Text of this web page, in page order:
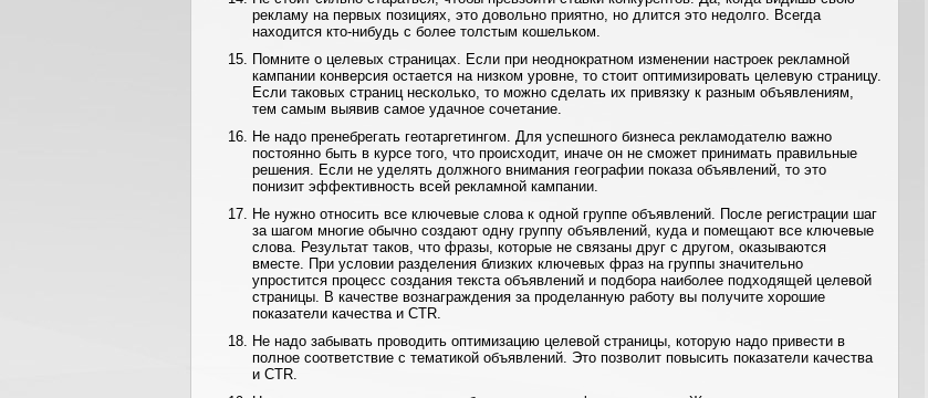
рекламу на первых позициях, это довольно приятно, но длится это недолго. Всегда
находится кто-нибудь с более толстым кошельком.
Помните о целевых страницах. Если при неоднократном изменении настроек рекламной
кампании конверсия остается на низком уровне, то стоит оптимизировать целевую страницу.
Если таковых страниц несколько, то можно сделать их привязку к разным объявлениям,
тем самым выявив самое удачное сочетание.
Не надо пренебрегать геотаргетингом. Для успешного бизнеса рекламодателю важно
постоянно быть в курсе того, что происходит, иначе он не сможет принимать правильные
решения. Если не уделять должного внимания географии показа объявлений, то это
понизит эффективность всей рекламной кампании.
Не нужно относить все ключевые слова к одной группе объявлений. После регистрации шаг
за шагом многие обычно создают одну группу объявлений, куда и помещают все ключевые
слова. Результат таков, что фразы, которые не связаны друг с другом, оказываются
вместе. При условии разделения близких ключевых фраз на группы значительно
упростится процесс создания текста объявлений и подбора наиболее подходящей целевой
страницы. В качестве вознаграждения за проделанную работу вы получите хорошие
показатели качества и CTR.
Не надо забывать проводить оптимизацию целевой страницы, которую надо привести в
полное соответствие с тематикой объявлений. Это позволит повысить показатели качества
и CTR.